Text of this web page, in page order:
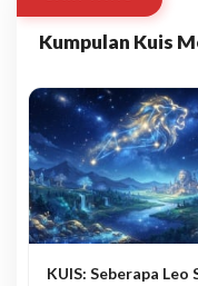
Kumpulan Kuis
KUIS: Seberapa Leo